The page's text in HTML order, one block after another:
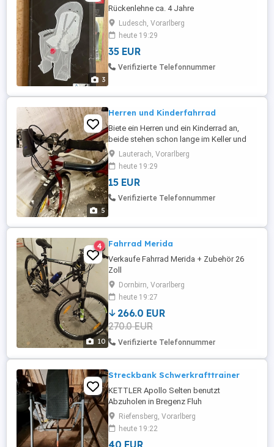
3
Rückenlehne ca. 4 Jahre
Ludesch, Vorarlberg
heute 19:29
35 EUR
Verifizierte Telefonnummer
5
Herren und Kinderfahrrad
Biete ein Herren und ein Kinderrad an,
beide stehen schon lange im Keller und
sollten aufgearbeitet werden. Preis für
beide.
Lauterach, Vorarlberg
heute 19:29
15 EUR
Verifizierte Telefonnummer
10
4 Fahrrad Merida
Verkaufe Fahrrad Merida + Zubehör 26
Zoll
Dornbirn, Vorarlberg
heute 19:27
266.0 EUR
270.0 EUR
Verifizierte Telefonnummer
Streckbank Schwerkrafttrainer
KETTLER Apollo Selten benutzt
Abzuholen in Bregenz Fluh
Riefensberg, Vorarlberg
heute 19:22
40 EUR